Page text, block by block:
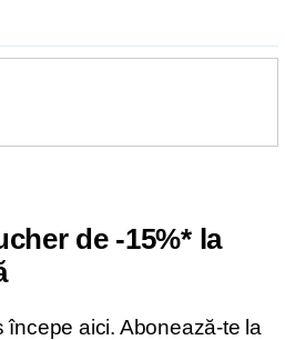
de -15%* la
începe aici. Abonează-te la